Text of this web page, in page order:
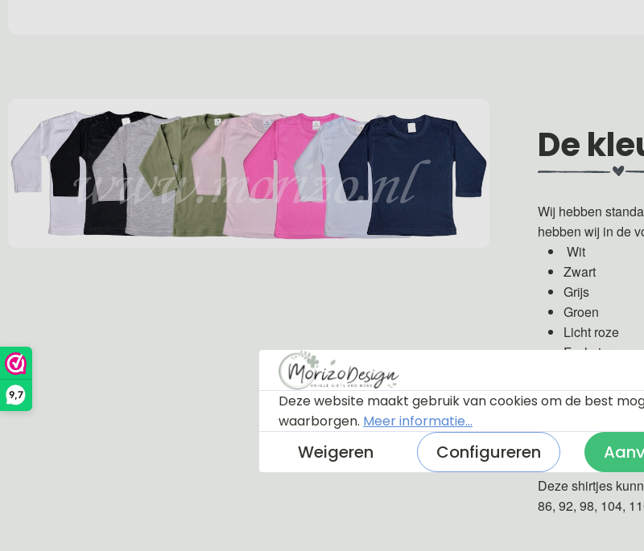
9,7
De
Wij hebben
hebben wij in de
Wit
Zwart
Grijs
Groen
Licht roze
Fuchsia roze
Donker
De shirtjes zijn
Deze shirtjes
86, 92, 98, 104,
Deze website maakt gebruik van cookies om de best
waarborgen. Meer informatie...
Weigeren Configureren